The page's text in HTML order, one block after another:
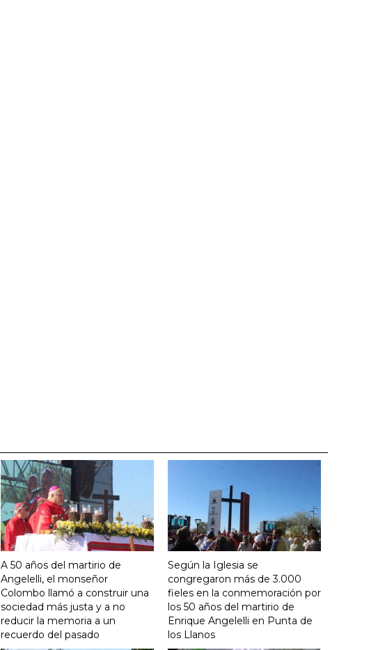
A 50 años del martirio de
Angelelli, el monseñor
Colombo llamó a construir una
sociedad más justa y a no
reducir la memoria a un
recuerdo del pasado
Según la Iglesia se
congregaron más de 3.000
fieles en la conmemoración por
los 50 años del martirio de
Enrique Angelelli en Punta de
los Llanos